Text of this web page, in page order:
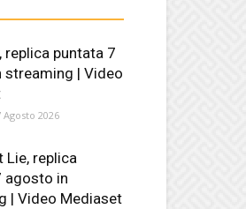
replica puntata 7
streaming | Video
Agosto 2026
Lie, replica
agosto in
| Video Mediaset